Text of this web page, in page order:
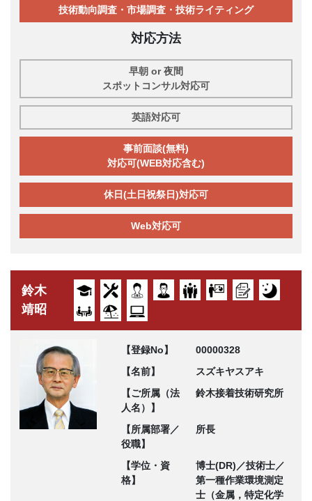
技術動向調査・市場調査・技術ライティング
対応方法
早朝 or 夜間
スポットコンサル対応可
英語対応可
事前面談(無料)
対応可(WEB対応含む)
休日(土日祝祭日)対応可
Web対応可
鈴木
靖昭
【登録No】
00000328
【名前】
スズキヤスアキ
【ご所属（法
人名）】
鈴木接着技術研究所
【所属部署／
役職】
所長
【学位・資
格】
博士(DR)／技術士／
第一種作業環境測定
士（金属，特定化学